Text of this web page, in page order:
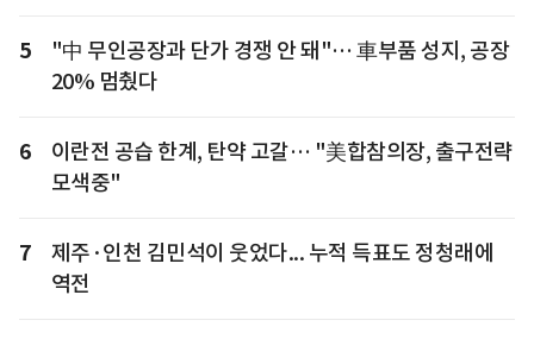
5
"中 무인공장과 단가 경쟁 안 돼"… 車부품 성지, 공장
20% 멈췄다
6
이란전 공습 한계, 탄약 고갈… "美합참의장, 출구전략
모색중"
7
제주·인천 김민석이 웃었다... 누적 득표도 정청래에
역전